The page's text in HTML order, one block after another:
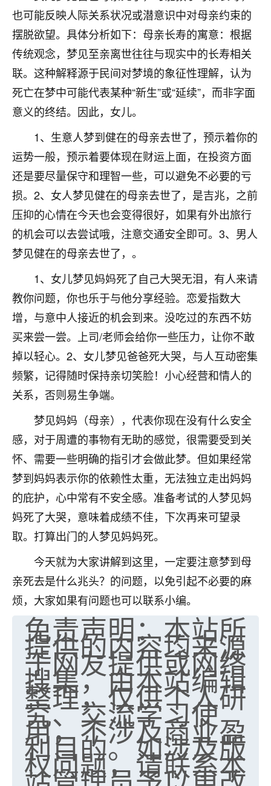
也可能反映人际关系状况或潜意识中对母亲约束的
摆脱欲望。具体分析如下：母亲长寿的寓意：根据
传统观念，梦见至亲离世往往与现实中的长寿相关
联。这种解释源于民间对梦境的象征性理解，认为
死亡在梦中可能代表某种“新生”或“延续”，而非字面
意义的终结。因此，女儿。
1、生意人梦到健在的母亲去世了，预示着你的
运势一般，预示着要体现在财运上面，在投资方面
还是要尽量保守和理智一些，可以避免不必要的亏
损。2、女人梦见健在的母亲去世了，是吉兆，之前
压抑的心情在今天也会变得很好，如果有外出旅行
的机会可以去尝试哦，注意交通安全即可。3、男人
梦见健在的母亲去世了，。
1、女儿梦见妈妈死了自己大哭无泪，有人来请
教你问题，你也乐于与他分享经验。恋爱指数大
增，与意中人接近的机会到来。没吃过的东西不妨
买来尝一尝。上司/老师会给你一些压力，让你不敢
掉以轻心。2、女儿梦见爸爸死大哭，与人互动密集
频繁，记得随时保持亲切笑脸！小心经营和情人的
关系，否则易生争端。
梦见妈妈（母亲），代表你现在没有什么安全
感，对于周遭的事物有无助的感觉，很需要受到关
怀、需要一些明确的指引才会做此梦。但如果经常
梦到妈妈表示你的依赖性太重，无法独立走出妈妈
的庇护，心中常有不安全感。准备考试的人梦见妈
妈死了大哭，意味着成绩不佳，下次再来可望录
取。打算出门的人梦见妈妈死。
今天就为大家讲解到这里，一定要注意梦到母
亲死去是什么兆头？的问题，以免引起不必要的麻
烦，大家如果有问题也可以联系小编。
免责声明：本站所
提供的内容均来源
于网友提供或网络
搜集，由本站编辑
整理，仅供个人研
究、交流学习使
用，不涉及商业盈
利目的。如涉及版
权问题，请联系本
1天前 来自四川 9
金白水清
我也想找老师看看，有没有人给个联系方式的啊？
鹿森：慧来老师微信：gjsy0624
1天前 来自江西
青春168
我也想要，我也想要！
2天前 来自山西 15
Jessica李
老师做不做超度法事？我想给我奶奶做超度，她今年
刚去世了。
七零老顽童：我母亲前年离世，刚开始我经常
做梦梦见她，后来也是朋友介绍，找到慧来老
师，安排了超度法事，做梦再也没有梦到过
了，一开始是半信半疑的，图个心安，给亡母
超度，现在看来，人不信也不行。
2天前 来自云南 11
优秀的张同学
老师收徒吗？？我对这些很感兴趣
2天前 来自山西